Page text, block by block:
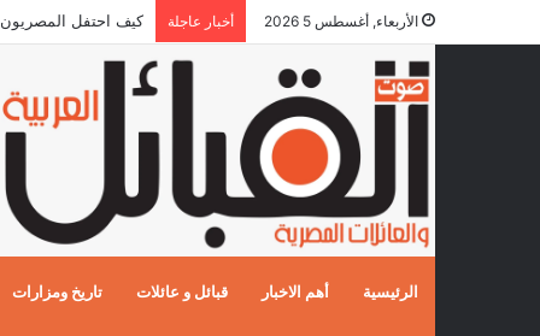
الأربعاء, أغسطس 5 2026 أخبار عاجلة كيف احتفل المصريون
الرئيسية أهم الاخبار قبائل و عائلات تاريخ ومزارات